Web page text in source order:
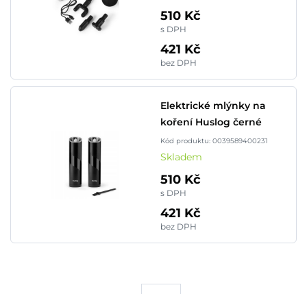
510 Kč
s DPH
421 Kč
bez DPH
Elektrické mlýnky na
koření Huslog černé
Kód produktu: 0039589400231
Skladem
510 Kč
s DPH
421 Kč
bez DPH